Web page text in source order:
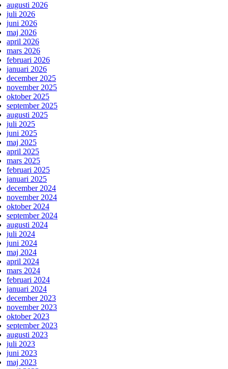
augusti 2026
juli 2026
juni 2026
maj 2026
april 2026
mars 2026
februari 2026
januari 2026
december 2025
november 2025
oktober 2025
september 2025
augusti 2025
juli 2025
juni 2025
maj 2025
april 2025
mars 2025
februari 2025
januari 2025
december 2024
november 2024
oktober 2024
september 2024
augusti 2024
juli 2024
juni 2024
maj 2024
april 2024
mars 2024
februari 2024
januari 2024
december 2023
november 2023
oktober 2023
september 2023
augusti 2023
juli 2023
juni 2023
maj 2023